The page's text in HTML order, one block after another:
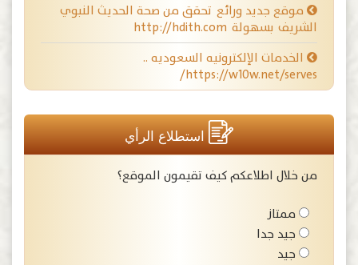
موقع جديد ورائع تحقق من صحة الحديث النبوي
الشريف بسهولة http://hdith.com
الخدمات الإلكترونيه السعوديه ..
https://w10w.net/serves/
استطلاع الرأي
من خلال اطلاعكم كيف تقيمون الموقع؟
ممتاز
جيد جدا
جيد